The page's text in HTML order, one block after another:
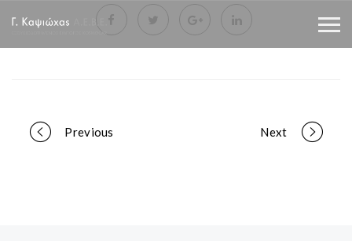
Portfolio
Previous Next